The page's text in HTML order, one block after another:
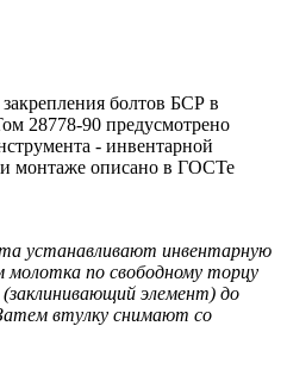
болтов БСР в
28778-90 предусмотрено
- инвентарной
монтаже описано в ГОСТе
устанавливают инвентарную
молотка по свободному торцу
элемент) до
втулку снимают со